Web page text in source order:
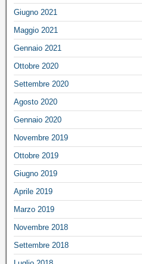
Giugno 2021
Maggio 2021
Gennaio 2021
Ottobre 2020
Settembre 2020
Agosto 2020
Gennaio 2020
Novembre 2019
Ottobre 2019
Giugno 2019
Aprile 2019
Marzo 2019
Novembre 2018
Settembre 2018